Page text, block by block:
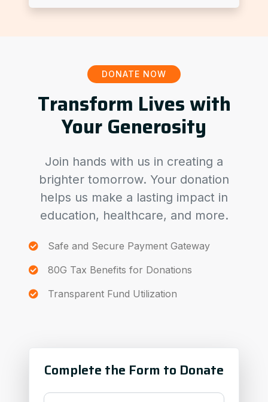
DONATE NOW
Transform Lives with
Your Generosity
Join hands with us in creating a
brighter tomorrow. Your donation
helps us make a lasting impact in
education, healthcare, and more.
Safe and Secure Payment Gateway
80G Tax Benefits for Donations
Transparent Fund Utilization
Complete the Form to Donate